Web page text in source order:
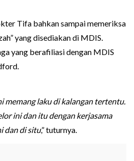
Tifa bahkan sampai memeriksa
yang disediakan di MDIS.
yang berafiliasi dengan MDIS
memang laku di kalangan tertentu.
ini dan itu dengan kerjasama
dan di situ,” tuturnya.